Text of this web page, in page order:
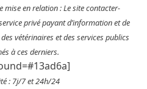
mise en relation : Le site contacter-
privé payant d’information et de
vétérinaires et des services publics
à ces derniers.
: 7j/7 et 24h/24